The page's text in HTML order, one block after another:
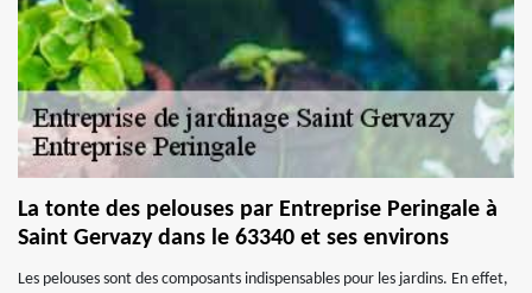
La tonte des pelouses par Entreprise Peringale à
Saint Gervazy dans le 63340 et ses environs
Les pelouses sont des composants indispensables pour les jardins. En effet,